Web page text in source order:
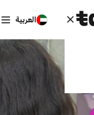
العربية